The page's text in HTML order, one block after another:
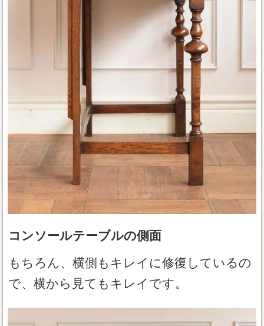
コンソールテーブルの側面
もちろん、横側もキレイに修復しているの
で、横から見てもキレイです。